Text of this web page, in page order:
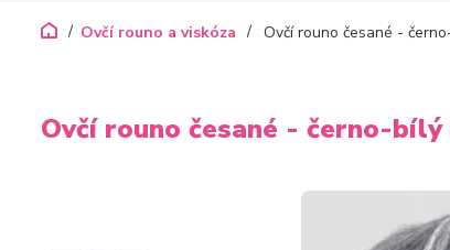
Ovčí rouno a viskóza Ovčí rouno česané -
Ovčí rouno česané - černo-